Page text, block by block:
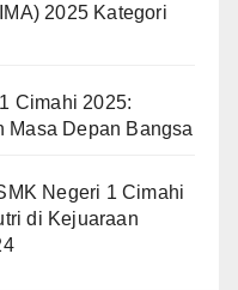
2025 Kategori
Cimahi 2025:
Masa Depan Bangsa
Negeri 1 Cimahi
di Kejuaraan